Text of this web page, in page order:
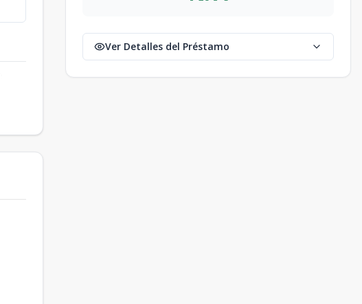
Ver Detalles del Préstamo